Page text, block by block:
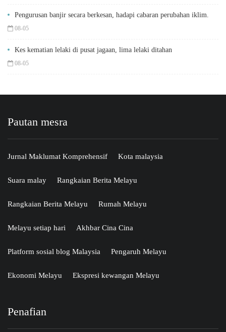
Pengurusan banjir secara berkesan, hadapi cabaran perubahan iklim.
08-05
Kes kematian lelaki di pusat jagaan, lima lelaki ditahan
08-05
Pautan mesra
Jurnal Maklumat Komprehensif Kota malaysia
Suara malay Rangkaian Berita Melayu
Rangkaian Berita Melayu Rumah Melayu
Melayu setiap hari Akhbar Cina Cina
Platform sosial blog Malaysia Pengaruh Melayu
Ekonomi Melayu Ekspresi kewangan Melayu
Penafian